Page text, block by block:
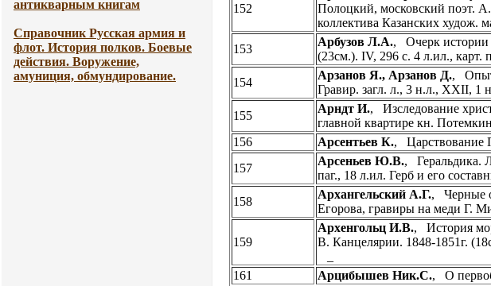
антикварным книгам
Справочник Русская армия и
флот. История полков. Боевые
действия. Воружение,
амуниция, обмундирование.
152
Полоцкий, московский поэт.
коллектива Казанских худож.
153
Арбузов Л.А., Очерк истории
(23см.). IV, 296 с. 4 л.ил., карт.
154
Арзанов Я., Арзанов Д., Опыт
Гравир. загл. л., 3 н.л., XXII, 1
155
Арндт И., Изследование
главной квартире кн.
156
Арсентьев К., Царствование
157
Арсеньев Ю.В., Геральдика.
паг., 18 л.ил. Герб и его
158
Архангельский А.Г., Черные
Егорова, гравиры на меди Г.
159
Архенгольц И.В., История
В. Канцелярии. 1848-1851г.
161 Арцибышев Ник.С., О